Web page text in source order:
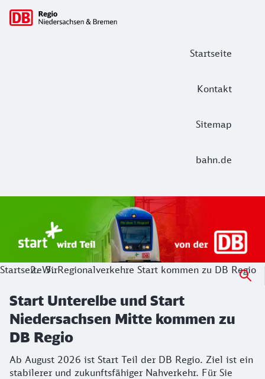
Startseite
Kontakt
Sitemap
bahn.de
Hauptnavigation
Start Unterelbe und Start
Ab August 2026 ist Start Teil der DB Regio. Ziel ist ein
StartseiteWirRegionalverkehre Start kommen zu DB Regio
Start Unterelbe und Start
Niedersachsen Mitte kommen zu
DB Regio
Ab August 2026 ist Start Teil der DB Regio. Ziel ist ein
stabilerer und zukunftsfähiger Nahverkehr. Für Sie